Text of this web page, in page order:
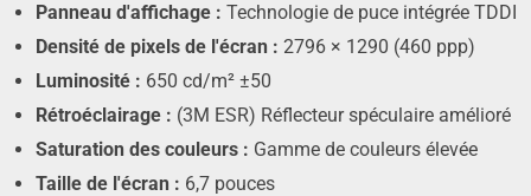
Panneau d'affichage : Technologie de puce intégrée TDDI
Densité de pixels de l'écran : 2796 × 1290 (460 ppp)
Luminosité : 650 cd/m² ±50
Rétroéclairage : (3M ESR) Réflecteur spéculaire amélioré
Saturation des couleurs : Gamme de couleurs élevée
Taille de l'écran : 6,7 pouces